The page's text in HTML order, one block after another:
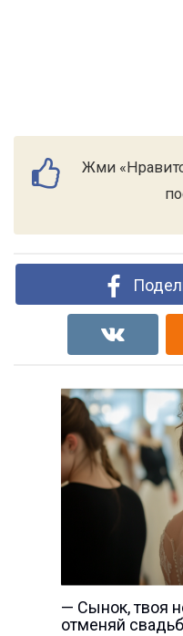
Жми
— Сынок, твоя
отменяй